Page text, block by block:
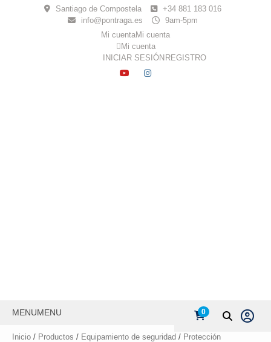
Santiago de Compostela
+34 881 183 016
info@pontraga.es
9am-5pm
Mi cuentaMi cuenta
Mi cuenta
INICIAR SESIÓN REGISTRO
YOUTUBE
INSTAGRAM
MENUMENU 0
Inicio / Productos / Equipamiento de seguridad / Protección